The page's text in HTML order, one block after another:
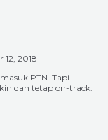
12, 2018
PTN. Tapi
dan tetap on-track.